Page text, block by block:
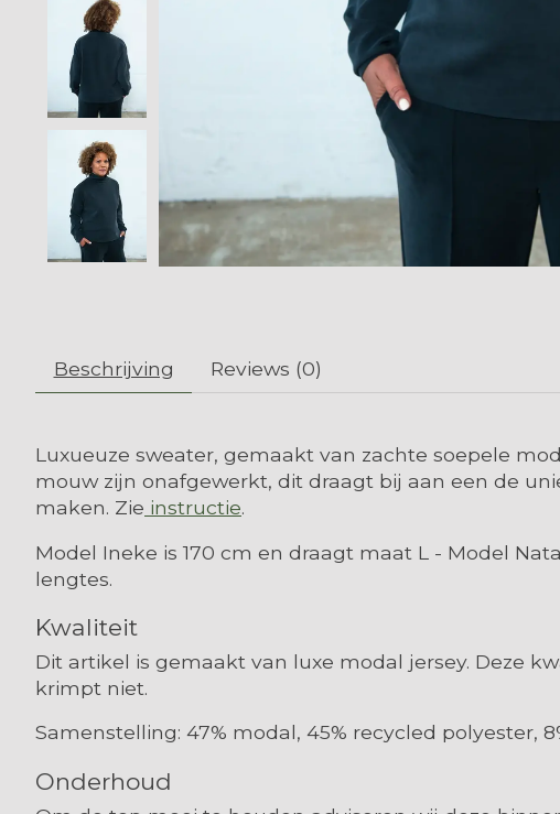
Beschrijving Reviews (0)
Luxueuze sweater, gemaakt van zachte soepele
mouw zijn onafgewerkt, dit draagt bij aan een de
maken. Zie instructie.
Model Ineke is 170 cm en draagt maat L - Model
lengtes.
Kwaliteit
Dit artikel is gemaakt van luxe modal jersey. Deze
krimpt niet.
Samenstelling: 47% modal, 45% recycled polyester,
Onderhoud